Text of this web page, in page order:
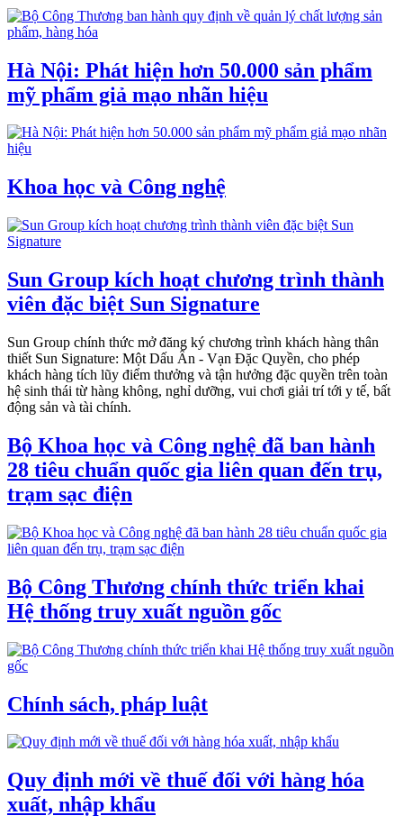
Hà Nội: Phát hiện hơn 50.000 sản phẩm
mỹ phẩm giả mạo nhãn hiệu
Khoa học và Công nghệ
Sun Group kích hoạt chương trình thành
viên đặc biệt Sun Signature
Sun Group chính thức mở đăng ký chương trình khách hàng thân
thiết Sun Signature: Một Dấu Ấn - Vạn Đặc Quyền, cho phép
khách hàng tích lũy điểm thưởng và tận hưởng đặc quyền trên toàn
hệ sinh thái từ hàng không, nghỉ dưỡng, vui chơi giải trí tới y tế, bất
động sản và tài chính.
Bộ Khoa học và Công nghệ đã ban hành
28 tiêu chuẩn quốc gia liên quan đến trụ,
trạm sạc điện
Bộ Công Thương chính thức triển khai
Hệ thống truy xuất nguồn gốc
Chính sách, pháp luật
Quy định mới về thuế đối với hàng hóa
xuất, nhập khẩu